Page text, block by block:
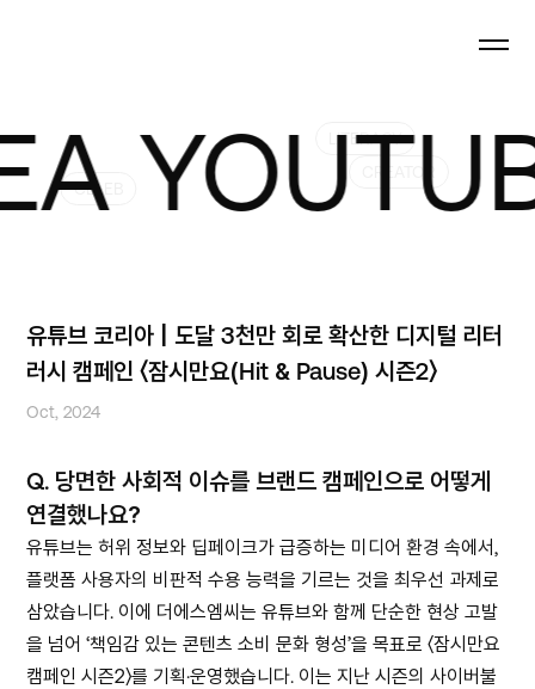
CELEB
LITERACY
유튜브 코리아 | 도달 3천만 회로 확산한 디지털 리터
러시 캠페인 〈잠시만요(Hit & Pause) 시즌2〉
Oct, 2024
Q. 당면한 사회적 이슈를 브랜드 캠페인으로 어떻게
연결했나요?
유튜브는 허위 정보와 딥페이크가 급증하는 미디어 환경 속에서,
플랫폼 사용자의 비판적 수용 능력을 기르는 것을 최우선 과제로
삼았습니다. 이에 더에스엠씨는 유튜브와 함께 단순한 현상 고발
을 넘어 ‘책임감 있는 콘텐츠 소비 문화 형성’을 목표로 〈잠시만요
캠페인 시즌2〉를 기획·운영했습니다. 이는 지난 시즌의 사이버불